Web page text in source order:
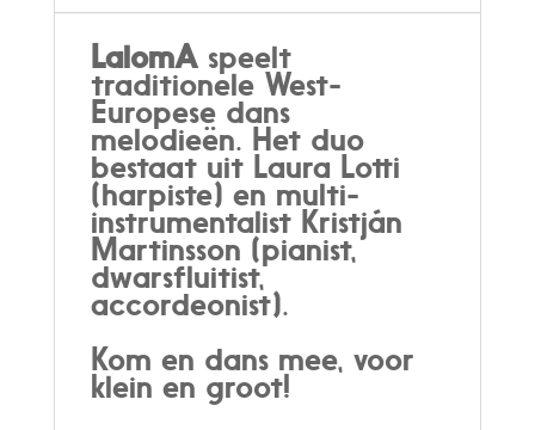
LalomAspeelt
traditionele West-
Europese dans
melodieën. Het duo
bestaat uit Laura Lotti
(harpiste) en multi-
instrumentalist Kristján
Martinsson (pianist,
dwarsfluitist,
accordeonist).
Kom en dans mee, voor
klein en groot!